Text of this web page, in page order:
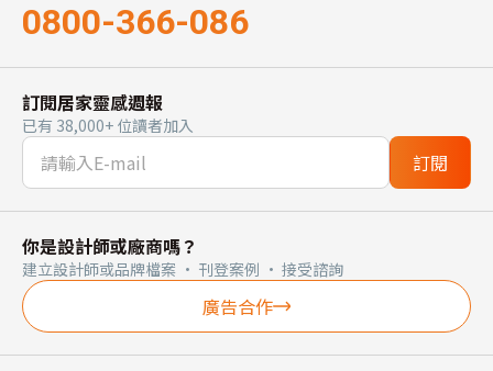
0800-366-086
訂閱居家靈感週報
已有 38,000+ 位讀者加入
訂閱
你是設計師或廠商嗎？
建立設計師或品牌檔案 · 刊登案例 · 接受諮詢
廣告合作